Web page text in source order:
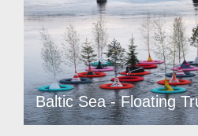
Baltic Sea - Floating